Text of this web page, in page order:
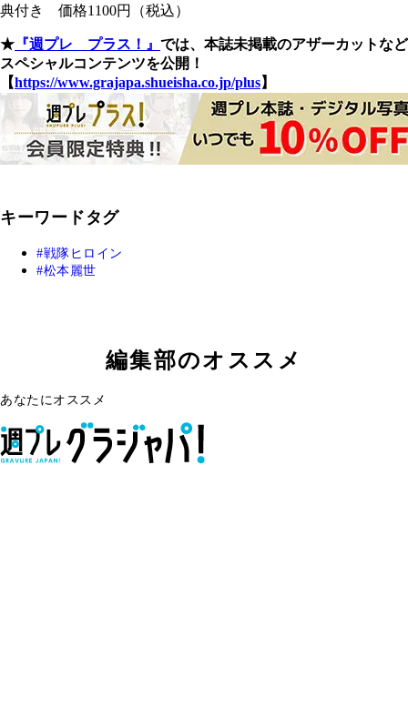
典付き 価格1100円（税込）
★ 『週プレ プラス！』 では、本誌未掲載のアザーカットなど
スペシャルコンテンツを公開！
【https://www.grajapa.shueisha.co.jp/plus】
キーワードタグ
戦隊ヒロイン
松本麗世
編集部のオススメ
あなたにオススメ